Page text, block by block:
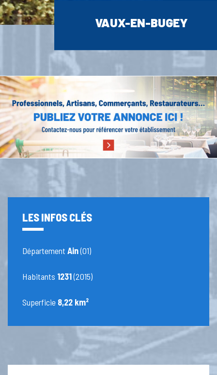
VAUX-EN-BUGEY
LES INFOS CLÉS
DépartementAin(01)
Habitants 1231(2015)
Superficie 8,22 km²